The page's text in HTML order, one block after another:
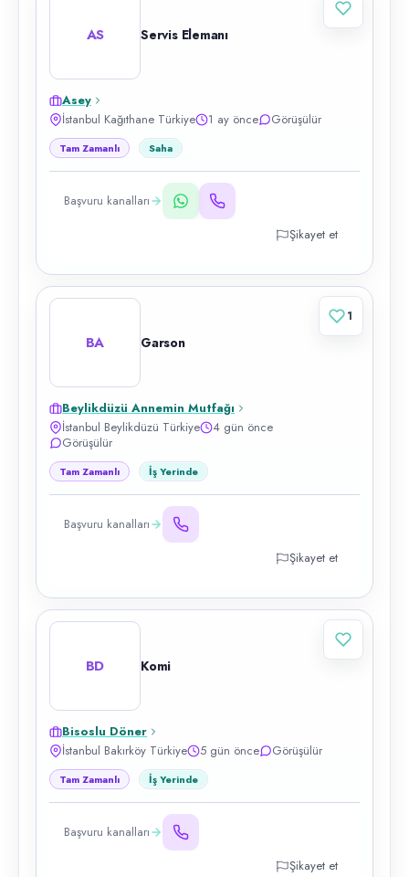
AS Servis Elemanı
Asey
İstanbul Kağıthane Türkiye
1 ay önce Görüşülür
Tam Zamanlı Saha
Başvuru kanalları
Şikayet et
BA Garson
Beylikdüzü Annemin Mutfağı
İstanbul Beylikdüzü Türkiye
4 gün önce
Görüşülür
Tam Zamanlı İş Yerinde
Başvuru kanalları
Şikayet et
1
BD Komi
Bisoslu Döner
İstanbul Bakırköy Türkiye
5 gün önce Görüşülür
Tam Zamanlı İş Yerinde
Başvuru kanalları
Şikayet et